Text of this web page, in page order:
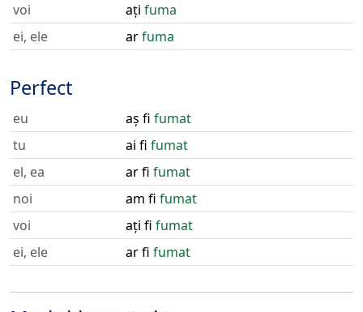
voi
ați fuma
ei, ele
arfuma
Perfect
eu aș fi fumat
tu
ai fi fumat
el, ea
ar fi fumat
noi
am fi fumat
voi
ați fi fumat
ei, ele
ar fi fumat